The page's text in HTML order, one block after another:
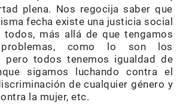
plena. Nos regocija saber que
fecha existe una justicia social
todos, más allá de que tengamos
como lo son los
pero todos tenemos igualdad de
sigamos luchando contra el
de cualquier género y
la mujer, etc.